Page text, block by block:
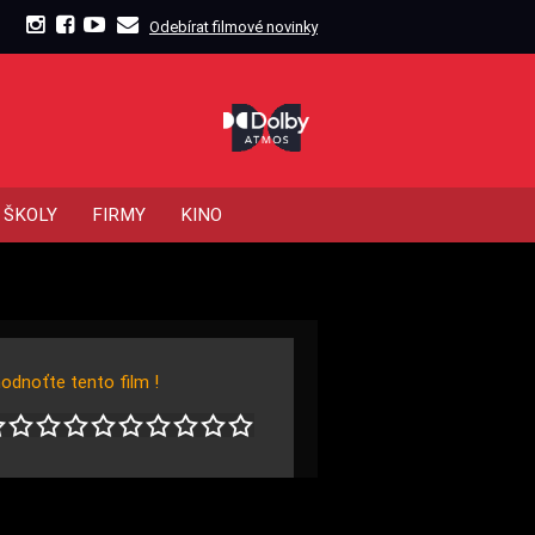
Odebírat filmové novinky
ŠKOLY FIRMY KINO
tento film !